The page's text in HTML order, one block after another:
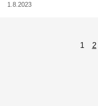
1.8.2023
1 2